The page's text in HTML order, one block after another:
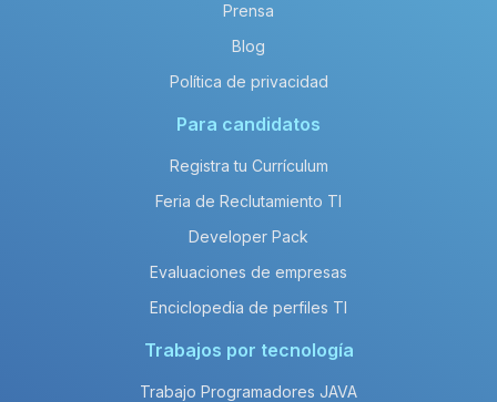
Prensa
Blog
Política de privacidad
Para candidatos
Registra tu Currículum
Feria de Reclutamiento TI
Developer Pack
Evaluaciones de empresas
Enciclopedia de perfiles TI
Trabajos por tecnología
Trabajo Programadores JAVA